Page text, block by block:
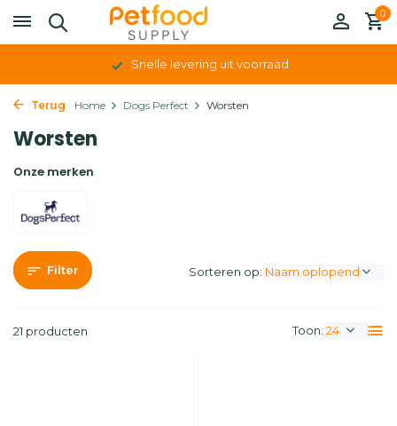
0
Persoonlijk contact en advies op maat
Terug Home Dogs Perfect Worsten
Worsten
Onze merken
Filter
21 producten Toon:
Sorteren op: